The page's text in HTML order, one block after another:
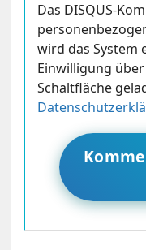
Das DISQUS-
wird das System
Einwilligung
Schaltfläche